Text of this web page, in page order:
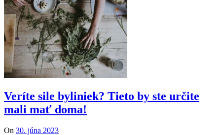
Veríte sile byliniek? Tieto by ste určite
mali mať doma!
On 30. júna 2023